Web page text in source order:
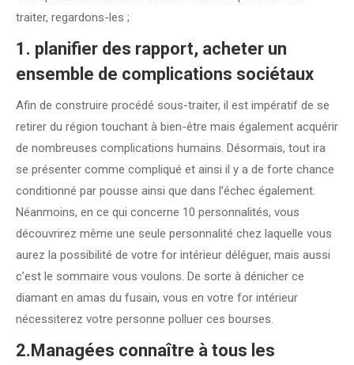
traiter, regardons-les ;
1. planifier des rapport, acheter un
ensemble de complications sociétaux
Afin de construire procédé sous-traiter, il est impératif de se
retirer du région touchant à bien-être mais également acquérir
de nombreuses complications humains. Désormais, tout ira
se présenter comme compliqué et ainsi il y a de forte chance
conditionné par pousse ainsi que dans l’échec également.
Néanmoins, en ce qui concerne 10 personnalités, vous
découvrirez même une seule personnalité chez laquelle vous
aurez la possibilité de votre for intérieur déléguer, mais aussi
c’est le sommaire vous voulons. De sorte à dénicher ce
diamant en amas du fusain, vous en votre for intérieur
nécessiterez votre personne polluer ces bourses.
2.Managées connaître à tous les